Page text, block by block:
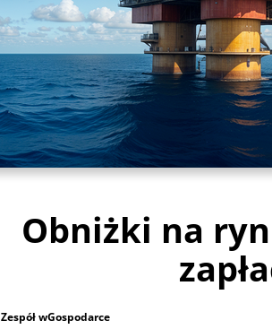
Obniżki na
Zespół wGospodarce